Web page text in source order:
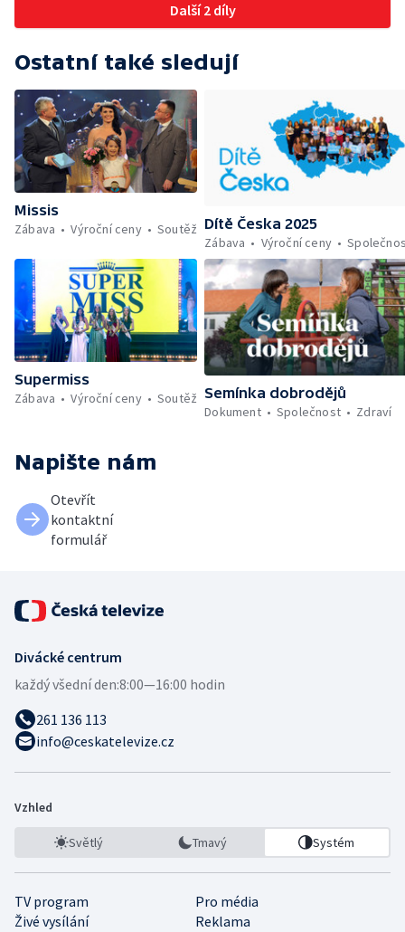
Další 2 díly
Ostatní také sledují
Missis
Zábava
Výroční ceny Soutěž Dítě Česka 2025
Zábava
Výroční ceny
Supermiss
Zábava
Výroční ceny Soutěž Semínka dobrodějů
Dokument
Společnost Zdraví
Napište nám
Otevřít
kontaktní
formulář
Divácké centrum
každý všední den:8:00—16:00 hodin
261 136 113
info@ceskatelevize.cz
Vzhled
Světlý Tmavý Systém
TV program
Pro média
Živé vysílání
Reklama